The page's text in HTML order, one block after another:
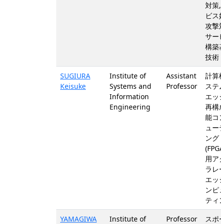
対策
ビ
攻撃
サー
構築
技術
SUGIURA
Keisuke
Institute of
Systems and
Information
Engineering
Assistant
Professor
計算
ス
エ
再構
能コ
ュ
ング
用ア
ラ
エッ
ン
ティ
YAMAGIWA
Institute of
Professor
スポ